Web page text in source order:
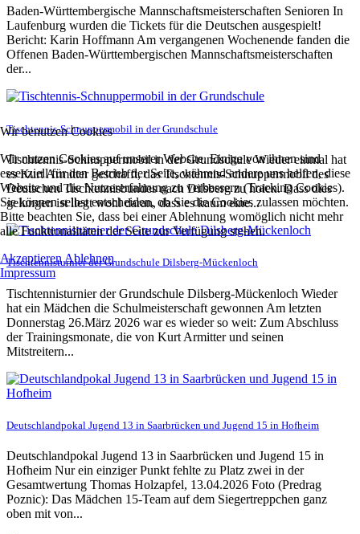
Baden-Württembergische Mannschaftsmeisterschaften Senioren In
Laufenburg wurden die Tickets für die Deutschen ausgespielt!
Bericht: Karin Hoffmann Am vergangenen Wochenende fanden die
Offenen Baden-Württembergischen Mannschaftsmeisterschaften
der...
Tischtennis-Schnuppermobil in der Grundschule
Tischtennis-Schnuppermobil in der Grundschule Wieder einmal hat
es Kurt Armitter geschafft, das Tischtennis-Schnuppermobil des
Deutschen Tischtennisbundes nach Dilsberg zu holen. Dass dies
gelungen ist liegt wohl daran, dass es kaum eine...
Tischtennisturnier der Grundschule Dilsberg-Mückenloch
Tischtennisturnier der Grundschule Dilsberg-Mückenloch Wieder
hat ein Mädchen die Schulmeisterschaft gewonnen Am letzten
Donnerstag 26.März 2026 war es wieder so weit: Zum Abschluss
der Trainingsmonate, die von Kurt Armitter und seinen
Mitstreitern...
Deutschlandpokal Jugend 13 in Saarbrücken und Jugend 15 in Hofheim
Deutschlandpokal Jugend 13 in Saarbrücken und Jugend 15 in
Hofheim Nur ein einziger Punkt fehlte zu Platz zwei in der
Gesamtwertung Thomas Holzapfel, 13.04.2026 Foto (Predrag
Poznic): Das Mädchen 15-Team auf dem Siegertreppchen ganz
oben mit von...
Wir benutzen Cookies
Wir nutzen Cookies auf unserer Website. Einige von ihnen sind
essenziell für den Betrieb der Seite, während andere uns helfen, diese
Website und die Nutzererfahrung zu verbessern (Tracking Cookies).
Sie können selbst entscheiden, ob Sie die Cookies zulassen möchten.
Bitte beachten Sie, dass bei einer Ablehnung womöglich nicht mehr
alle Funktionalitäten der Seite zur Verfügung stehen.
AkzeptierenAblehnen
Impressum